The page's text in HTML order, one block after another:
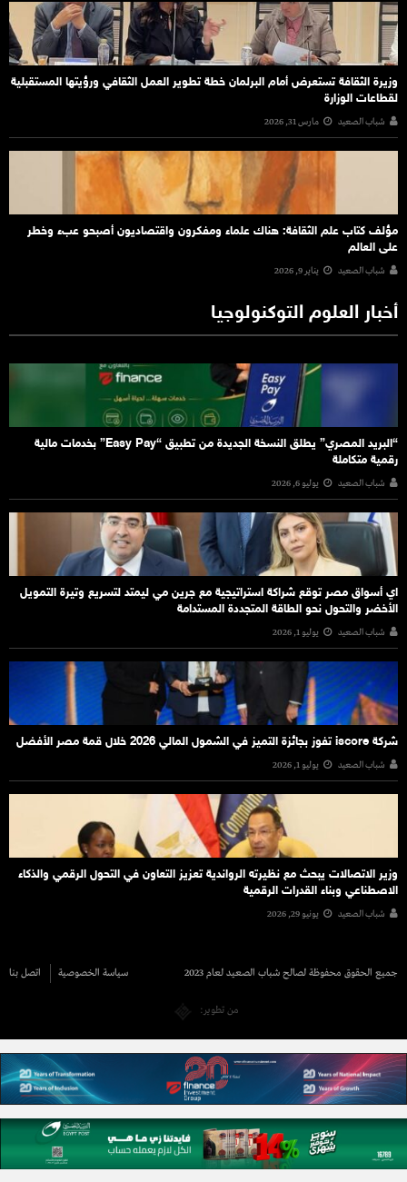
وزيرة الثقافة تستعرض أمام البرلمان خطة تطوير العمل الثقافي ورؤيتها المستقبلية
لقطاعات الوزارة
شباب الصعيد مارس 31, 2026
مؤلف كتاب علم الثقافة: هناك علماء ومفكرون واقتصاديون أصبحو عبء وخطر
على العالم
شباب الصعيد يناير 9, 2026
أخبار العلوم التوكنولوجيا
“البريد المصري” يطلق النسخة الجديدة من تطبيق “Easy Pay” بخدمات مالية
رقمية متكاملة
شباب الصعيد يوليو 6, 2026
اي أسواق مصر توقع شراكة استراتيجية مع جرين مي ليمتد لتسريع وتيرة التمويل
الأخضر والتحول نحو الطاقة المتجددة المستدامة
شباب الصعيد يوليو 1, 2026
شركة iscore تفوز بجائزة التميز في الشمول المالي 2026 خلال قمة مصر الأفضل
شباب الصعيد يوليو 1, 2026
وزير الاتصالات يبحث مع نظيرته الرواندية تعزيز التعاون في التحول الرقمي والذكاء
الاصطناعي وبناء القدرات الرقمية
شباب الصعيد يونيو 29, 2026
جميع الحقوق محفوظة لصالح شباب الصعيد لعام 2023 سياسة الخصوصية اتصل بنا
من تطوير: